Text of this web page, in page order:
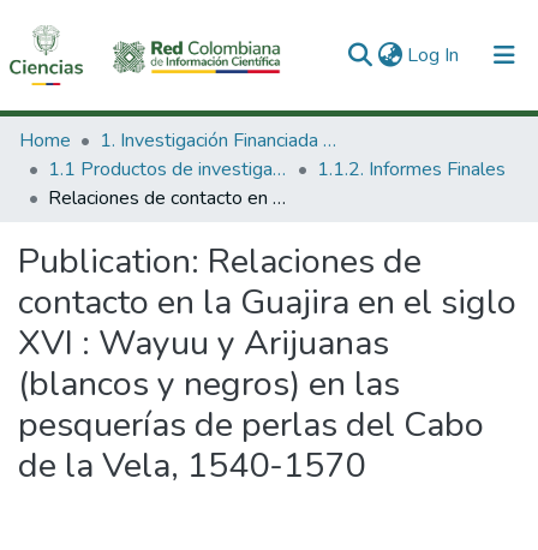
Log In (current)
Communities & Collections
All of DSpace
Home
1. Investigación Financiada con Recursos Públicos
1.1 Productos de investigación
1.1.2. Informes Finales
Relaciones de contacto en la Guajira en el siglo XVI : Wayuu y Arijuanas (blancos y negros) en las pesquerías de perlas del Cabo de la Vela, 1540-1570
Publication: Relaciones de
contacto en la Guajira en el siglo
XVI : Wayuu y Arijuanas
(blancos y negros) en las
pesquerías de perlas del Cabo
de la Vela, 1540-1570